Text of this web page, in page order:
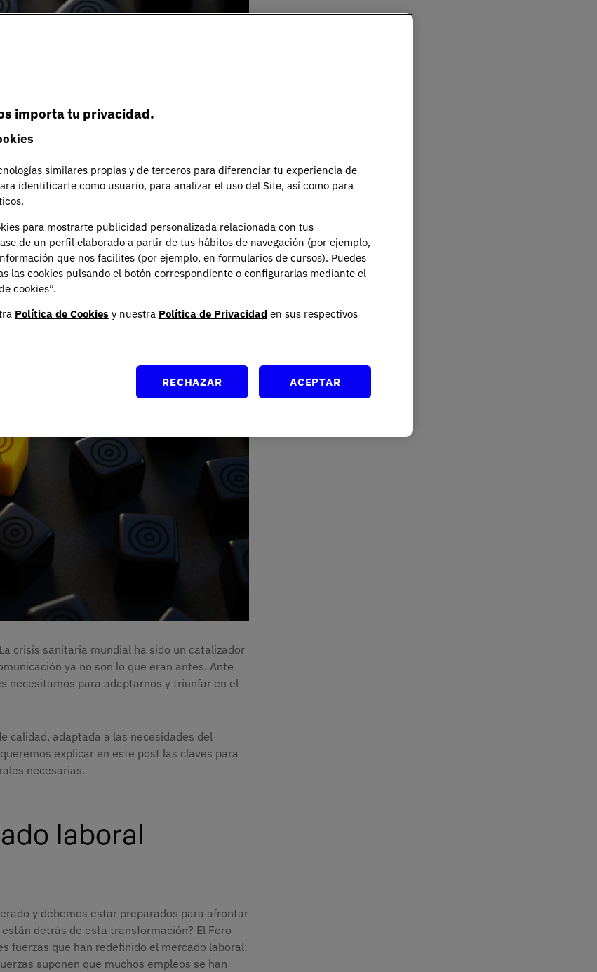
crisis sanitaria mundial ha sido un catalizador
ya no son lo que eran antes. Ante
necesitamos para adaptarnos y triunfar en el
calidad, adaptada a las necesidades del
explicar en este post las claves para
necesarias.
laboral
y debemos estar preparados para afrontar
detrás de esta transformación? El Foro
fuerzas que han redefinido el mercado laboral:
suponen que muchos empleos se han
importa tu privacidad.
similares propias y de terceros para diferenciar tu experiencia de
identificarte como usuario, para analizar el uso del Site, así como para
para mostrarte publicidad personalizada relacionada con tus
de un perfil elaborado a partir de tus hábitos de navegación (por ejemplo,
que nos facilites (por ejemplo, en formularios de cursos). Puedes
las cookies pulsando el botón correspondiente o configurarlas mediante el
cookies”.
Política de Cookies y nuestra Política de Privacidad en sus respectivos
RECHAZAR ACEPTAR